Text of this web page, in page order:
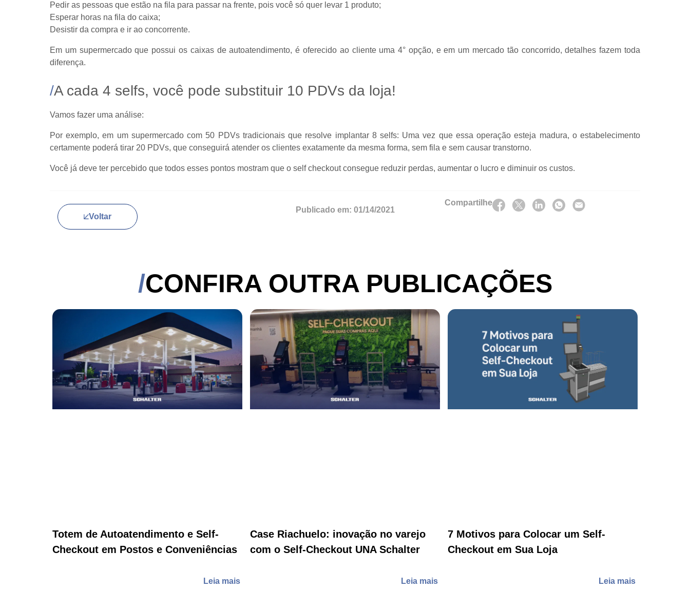
Pedir as pessoas que estão na fila para passar na frente, pois você só quer levar 1 produto;
Esperar horas na fila do caixa;
Desistir da compra e ir ao concorrente.
Em um supermercado que possui os caixas de autoatendimento, é oferecido ao cliente uma 4° opção, e em um mercado tão concorrido, detalhes fazem toda
diferença.
A cada 4 selfs, você pode substituir 10 PDVs da loja!
Vamos fazer uma análise:
Por exemplo, em um supermercado com 50 PDVs tradicionais que resolve implantar 8 selfs: Uma vez que essa operação esteja madura, o estabelecimento
certamente poderá tirar 20 PDVs, que conseguirá atender os clientes exatamente da mesma forma, sem fila e sem causar transtorno.
Você já deve ter percebido que todos esses pontos mostram que o self checkout consegue reduzir perdas, aumentar o lucro e diminuir os custos.
Voltar
Publicado em: 01/14/2021
Compartilhe
CONFIRA OUTRA PUBLICAÇÕES
Totem de Autoatendimento e Self-
Checkout em Postos e Conveniências
Leia mais
Case Riachuelo: inovação no varejo
com o Self-Checkout UNA Schalter
Leia mais
7 Motivos para Colocar um Self-
Checkout em Sua Loja
Leia mais